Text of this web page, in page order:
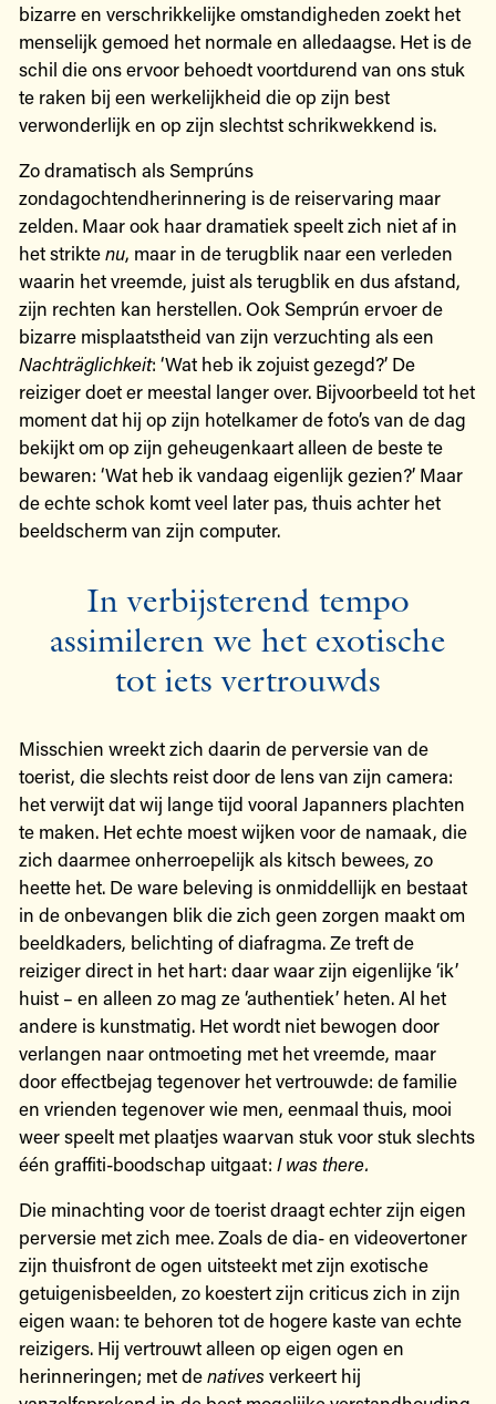
bizarre en verschrikkelijke omstandigheden zoekt het
menselijk gemoed het normale en alledaagse. Het is de
schil die ons ervoor behoedt voortdurend van ons stuk
te raken bij een werkelijkheid die op zijn best
verwonderlijk en op zijn slechtst schrikwekkend is.
Zo dramatisch als Semprúns
zondagochtendherinnering is de reiservaring maar
zelden. Maar ook haar dramatiek speelt zich niet af in
het striktenu, maar in de terugblik naar een verleden
waarin het vreemde, juist als terugblik en dus afstand,
zijn rechten kan herstellen. Ook Semprún ervoer de
bizarre misplaatstheid van zijn verzuchting als een
Nachträglichkeit: ‘Wat heb ik zojuist gezegd?’ De
reiziger doet er meestal langer over. Bijvoorbeeld tot het
moment dat hij op zijn hotelkamer de foto’s van de dag
bekijkt om op zijn geheugenkaart alleen de beste te
bewaren: ‘Wat heb ik vandaag eigenlijk gezien?’ Maar
de echte schok komt veel later pas, thuis achter het
beeldscherm van zijn computer.
In verbijsterend tempo
assimileren we het exotische
tot iets vertrouwds
Misschien wreekt zich daarin de perversie van de
toerist, die slechts reist door de lens van zijn camera:
het verwijt dat wij lange tijd vooral Japanners plachten
te maken. Het echte moest wijken voor de namaak, die
zich daarmee onherroepelijk als kitsch bewees, zo
heette het. De ware beleving is onmiddellijk en bestaat
in de onbevangen blik die zich geen zorgen maakt om
beeldkaders, belichting of diafragma. Ze treft de
reiziger direct in het hart: daar waar zijn eigenlijke ‘ik’
huist – en alleen zo mag ze ‘authentiek’ heten. Al het
andere is kunstmatig. Het wordt niet bewogen door
verlangen naar ontmoeting met het vreemde, maar
door effectbejag tegenover het vertrouwde: de familie
en vrienden tegenover wie men, eenmaal thuis, mooi
weer speelt met plaatjes waarvan stuk voor stuk slechts
één graffiti-boodschap uitgaat: I was there.
Die minachting voor de toerist draagt echter zijn eigen
perversie met zich mee. Zoals de dia- en videovertoner
zijn thuisfront de ogen uitsteekt met zijn exotische
getuigenisbeelden, zo koestert zijn criticus zich in zijn
eigen waan: te behoren tot de hogere kaste van echte
reizigers. Hij vertrouwt alleen op eigen ogen en
herinneringen; met denatives verkeert hij